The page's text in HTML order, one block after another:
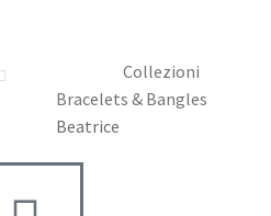
Collezioni
Bracelets & Bangles
Beatrice